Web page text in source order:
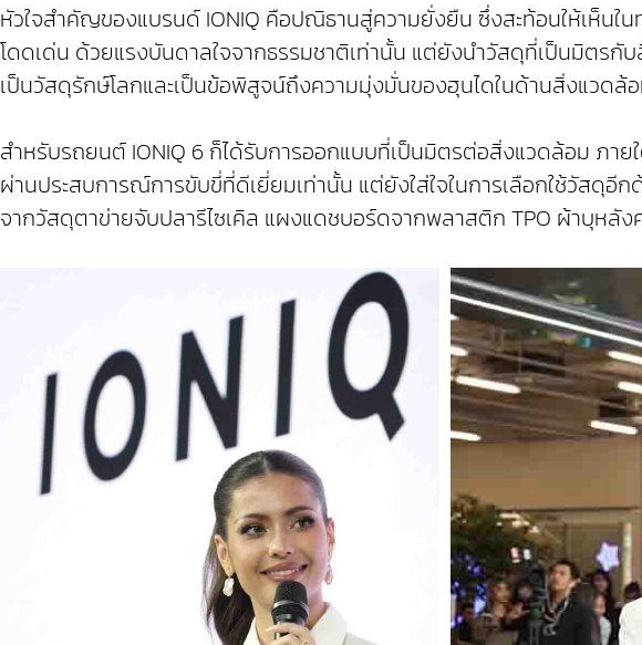
หัวใจสำคัญของแบรนด์ IONIQ คือปณิธานสู่ความยั่งยืน ซึ่งสะท้อนให้เห็นใ
โดดเด่น ด้วยแรงบันดาลใจจากธรรมชาติเท่านั้น แต่ยังนำวัสดุที่เป็นมิตรกั
เป็นวัสดุรักษ์โลกและเป็นข้อพิสูจน์ถึงความมุ่งมั่นของฮุนไดในด้านสิ่งแวดล้
สำหรับรถยนต์ IONIQ 6 ก็ได้รับการออกแบบที่เป็นมิตรต่อสิ่งแวดล้อม ภา
ผ่านประสบการณ์การขับขี่ที่ดีเยี่ยมเท่านั้น แต่ยังใส่ใจในการเลือกใช้วัสดุ
จากวัสดุตาข่ายจับปลารีไซเคิล แผงแดชบอร์ดจากพลาสติก TPO ผ้าบุหลั